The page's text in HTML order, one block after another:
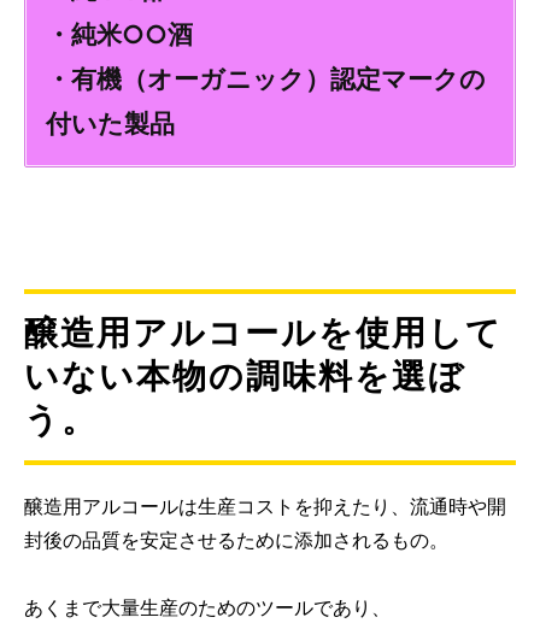
・純米○○酒
・有機（オーガニック）認定マークの
付いた製品
醸造用アルコールを使用して
いない本物の調味料を選ぼ
う。
醸造用アルコールは生産コストを抑えたり、流通時や開
封後の品質を安定させるために添加されるもの。
あくまで大量生産のためのツールであり、